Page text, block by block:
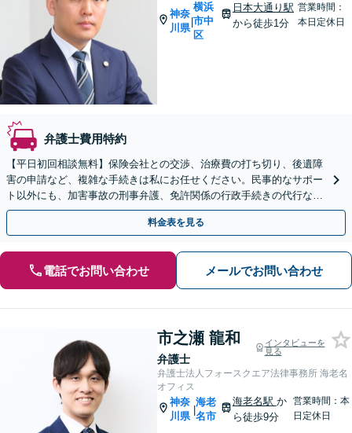
神奈
川県
|
横浜
市中
区
日本大通り駅
から徒歩1分
営業時間：
本日定休日
弁護士費用特約
【平日初回相談無料】保険会社との交渉、治療費の打ち切り、後遺障
害の申請など、複雑な手続きは私にお任せください。民事的なサポー
ト以外にも、加害事故の刑事弁護、免許関係の行政手続きの代行な
ど、幅広くサポートいたします【Web・電話での対応可能】
料金表を見る
電話でお問い合わせ メールでお問い合わせ
市之瀬 龍和
弁護士
インタビューを
見る
弁護士法人フォースクエア法律事務所 海老名
オフィス
神奈
川県
|
海老
名市
海老名駅 か
ら徒歩9分
営業時間：本
日定休日